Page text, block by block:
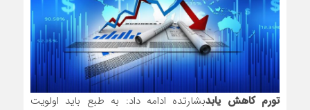
تورم کاهش یابدبشارتده ادامه داد: به طبع باید اولویت